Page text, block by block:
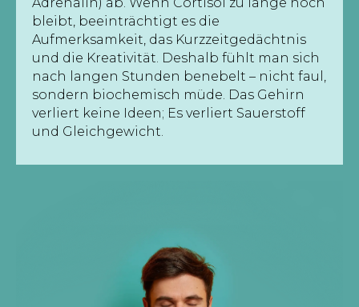
bleibt, beeinträchtigt es die
Aufmerksamkeit, das Kurzzeitgedächtnis
und die Kreativität. Deshalb fühlt man sich
nach langen Stunden benebelt – nicht faul,
sondern biochemisch müde. Das Gehirn
verliert keine Ideen; Es verliert Sauerstoff
und Gleichgewicht.